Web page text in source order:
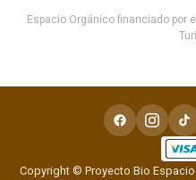
Espacio Orgánico financiado por
Copyright © Proyecto Bio Espacio